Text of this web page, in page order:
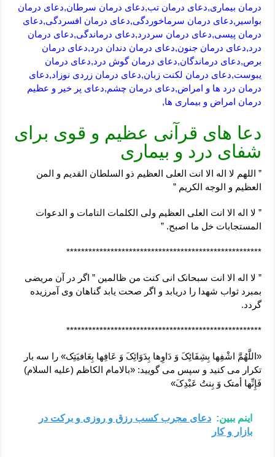
درمان بیماری,دعای درمان تب,دعای درمان سرطان,دعای درمان
بواسیر,دعای درمان سرماخوردگی,دعای درمان افسردگی,دعای
درمان پیسی,دعای درمان سردرد,دعای درماندگی,دعای درمان
درد,دعای درمان جنون,دعای درمان دندان درد,دعای درمان
برص,دعای درماندگان,دعای درمان گوش درد,دعای درمان
یبوست,دعای درمان لکنت زبان,دعای درمان زردی نوزاد,دعای
درمان درد ها و امراض,دعای درمان چشم,دعای پر خیر و عظیم
درمان امراض و بیماری ها,
دعا های قرآنی عظیم و قوی برای
شفای درد و بیماری
” اللهم لا اله الا انت العلی العظیم ذو السلطان القدیم و المن
العظیم و الوجه الکریم ”
” لا اله الا انت العلی العظیم ولی الکلمات التامات و الدعوات
المستجابات خل ما اصبح. ”
*****************************************************
” لا اله الا انت سبحانک انی کنت من ظالمین ” اگر در آن مریضی
بمبرد ثواب شهدا را دریابد و اگر صحت یابد گناهان وی آمرزیده
گردد.
*****************************************************
«اللَّهُمَّ اشْفِها بِشِفَائِکَ وَ دَاوِها بِدَوَائِکَ وَ عَافِها بِعَافیَتِک» را سه بار
تکرار می کنید و سپس می گویید: «بالامام الکاظم (علیه السلام)
فَإِنِّها أمتک وَ بِنتُ عَبْدِکَ»
اینم ببین: دعای مجرب کسب رزق و روزی و برکت در
بازار و کار